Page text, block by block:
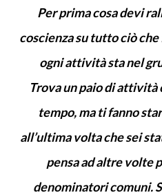
Per prima cosa devi
coscienza su tutto ciò
ogni attività sta nel
Trova un paio di
tempo, ma ti fanno
all’ultima volta che sei
pensa ad altre volte
denominatori comuni.